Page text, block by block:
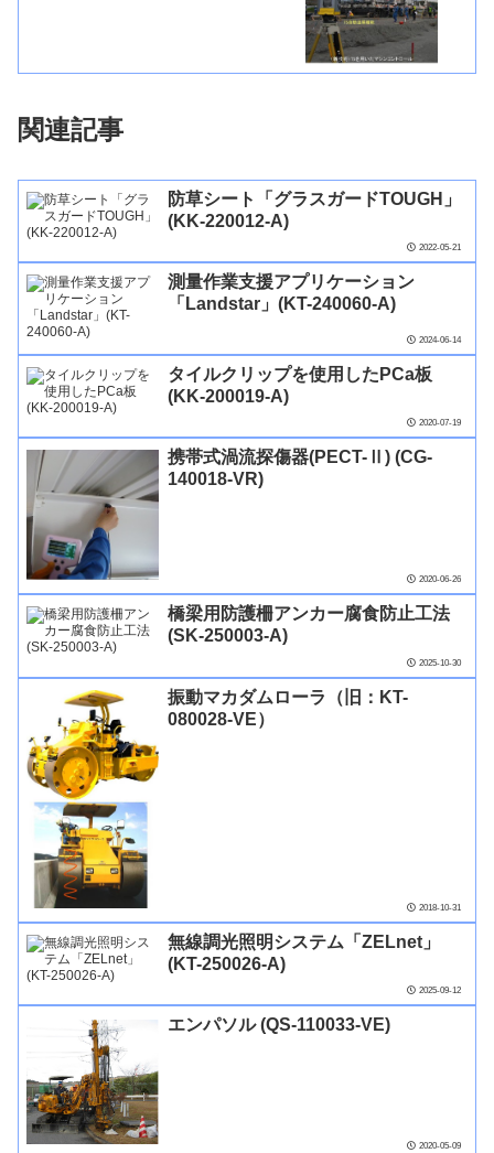
関連記事
防草シート「グラスガードTOUGH」
(KK-220012-A)
2022-05-21
測量作業支援アプリケーション
「Landstar」(KT-240060-A)
2024-06-14
タイルクリップを使用したPCa板
(KK-200019-A)
2020-07-19
携帯式渦流探傷器(PECT-Ⅱ) (CG-
140018-VR)
2020-06-26
橋梁用防護柵アンカー腐食防止工法
(SK-250003-A)
2025-10-30
振動マカダムローラ（旧：KT-
080028-VE）
2018-10-31
無線調光照明システム「ZELnet」
(KT-250026-A)
2025-09-12
エンパソル (QS-110033-VE)
2020-05-09